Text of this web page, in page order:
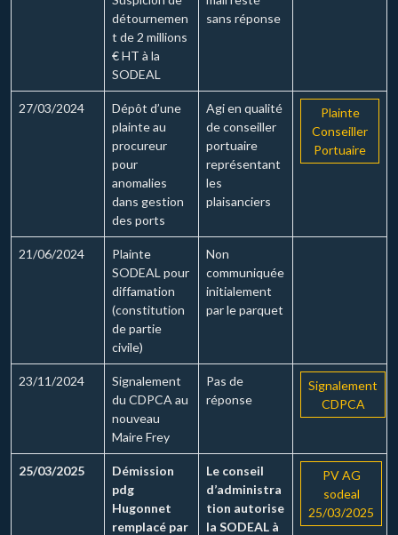
détournemen
t de 2 millions
€ HT à la
SODEAL
sans réponse
27/03/2024
Dépôt d’une
plainte au
procureur
pour
anomalies
dans gestion
des ports
Agi en qualité
de conseiller
portuaire
représentant
les
plaisanciers
Plainte
Conseiller
Portuaire
21/06/2024
Plainte
SODEAL pour
diffamation
(constitution
de partie
civile)
Non
communiquée
initialement
par le parquet
23/11/2024
Signalement
du CDPCA au
nouveau
Maire Frey
Pas de
réponse
Signalement
CDPCA
25/03/2025
Démission
pdg
Hugonnet
remplacé par
Le conseil
d’administra
tion autorise
la SODEAL à
PV AG
sodeal
25/03/2025